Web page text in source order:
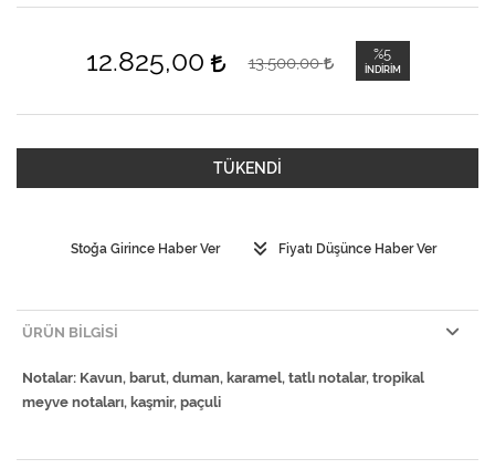
12.825,00 13.500,00 %5
İNDIRIM
TÜKENDİ
Stoğa Girince Haber Ver Fiyatı Düşünce Haber Ver
ÜRÜN BILGISI
Notalar: Kavun, barut, duman, karamel, tatlı notalar, tropikal
meyve notaları, kaşmir, paçuli